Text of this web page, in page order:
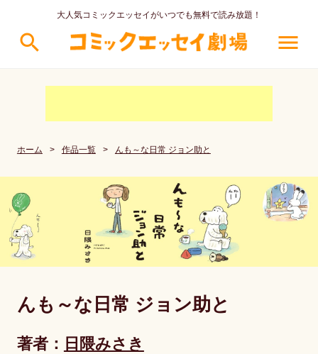
大人気コミックエッセイがいつでも無料で読み放題！
search menu
ホーム > 作品一覧 > んも～な日常 ジョン助と
んも～な日常 ジョン助と
著者： 日隈みさき